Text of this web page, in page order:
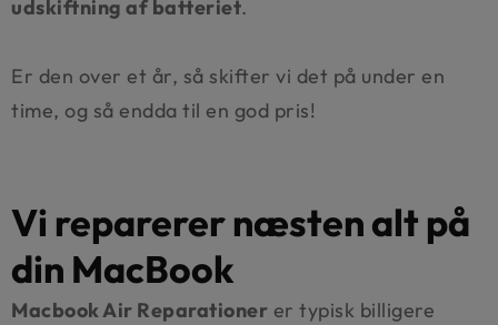
udskiftning af batteriet.
Er den over et år, så skifter vi det på under en
time, og så endda til en god pris!
Vi reparerer næsten alt på
din MacBook
Macbook Air Reparationer er typisk billigere